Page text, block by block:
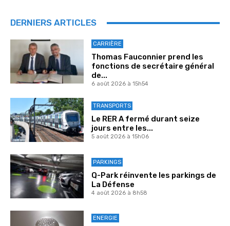
DERNIERS ARTICLES
CARRIÈRE
Thomas Fauconnier prend les
fonctions de secrétaire général
de...
6 août 2026 à 15h54
TRANSPORTS
Le RER A fermé durant seize
jours entre les...
5 août 2026 à 15h06
PARKINGS
Q-Park réinvente les parkings de
La Défense
4 août 2026 à 8h58
ENERGIE